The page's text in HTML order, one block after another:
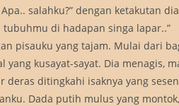
salahku?” dengan ketakutan
di hadapan singa lapar..”
pisauku yang tajam. Mulai dari
kusayat-sayat. Dia menagis,
ditingkahi isaknya yang
Dada putih mulus yang